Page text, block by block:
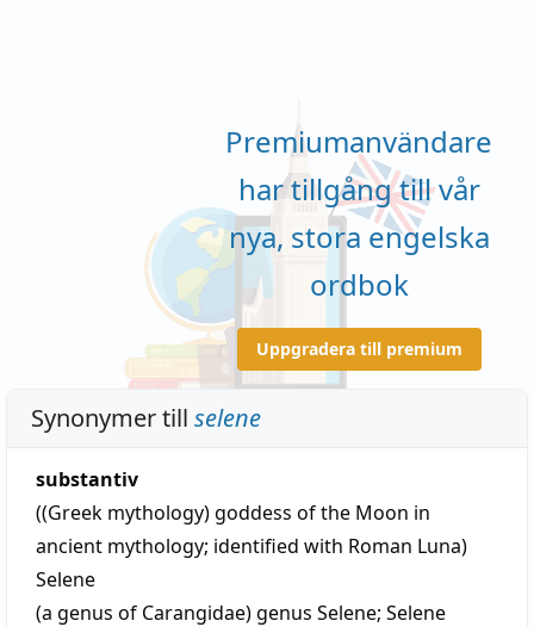
Premiumanvändare
har tillgång till vår
nya, stora engelska
ordbok
Uppgradera till premium
Synonymer till selene
substantiv
((Greek mythology) goddess of the Moon in
ancient mythology; identified with Roman Luna)
Selene
(a genus of Carangidae)genus Selene; Selene